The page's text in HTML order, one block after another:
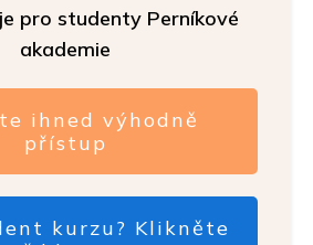
pro studenty Perníkové
akademie
ihned výhodně
přístup
kurzu? Klikněte